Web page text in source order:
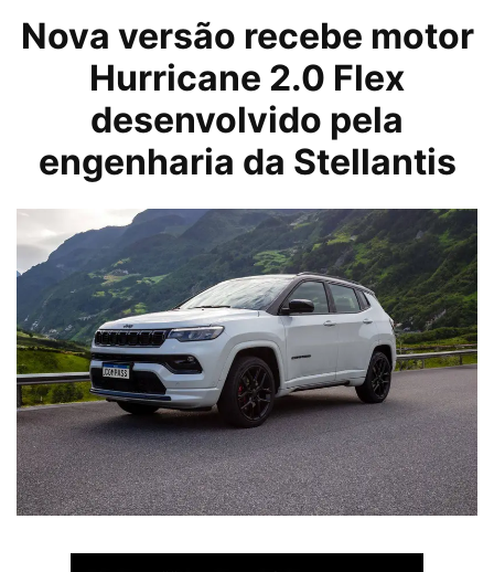
Nova versão recebe motor
Hurricane 2.0 Flex
desenvolvido pela
engenharia da Stellantis